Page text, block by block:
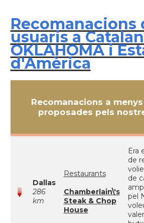
Recomanacions
usuaris a
OKLAHOMA i
d'Amèrica
Recomanacions a
proposades pels
Dallas
286
km
Restaurants
Chamberlain\'s
Steak & Chop
House
Era
de
de
pel